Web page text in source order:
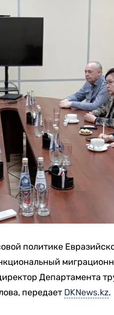
политике
Департамента
передает DKNews.kz.